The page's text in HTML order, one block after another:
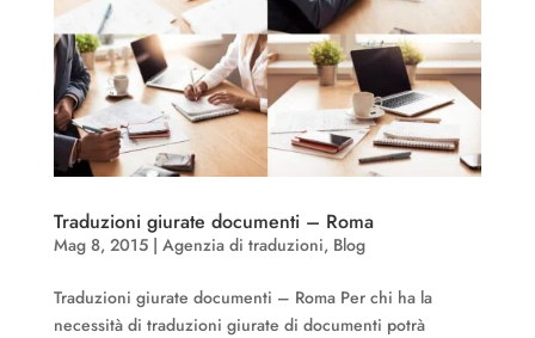
Traduzioni giurate documenti – Roma
Mag 8, 2015| Agenzia di traduzioni, Blog
Traduzioni giurate documenti – Roma Per chi ha la
necessità di traduzioni giurate di documenti potrà